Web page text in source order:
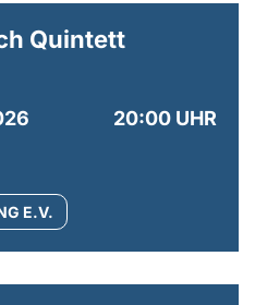
Quintett
20:00 UHR
E.V.